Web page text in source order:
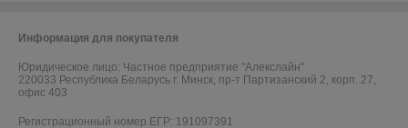
Информация для покупателя
Юридическое лицо: Частное предприятие "Алекслайн"
220033 Республика Беларусь г. Минск, пр-т Партизанский 2, корп. 27,
офис 403
Регистрационный номер ЕГР: 191097391